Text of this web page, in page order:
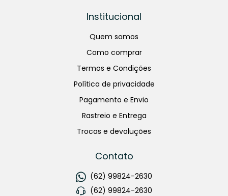
Institucional
Quem somos
Como comprar
Termos e Condições
Política de privacidade
Pagamento e Envio
Rastreio e Entrega
Trocas e devoluções
Contato
(62) 99824-2630
(62) 99824-2630